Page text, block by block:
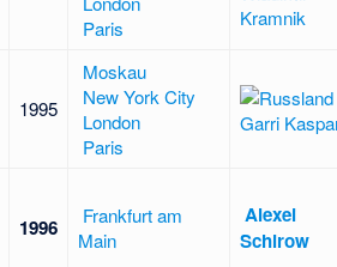
Paris
Kramnik
1995
Moskau
New York City
London
Paris
Garri
1996
Frankfurt am
Main
Alexei
Schirow